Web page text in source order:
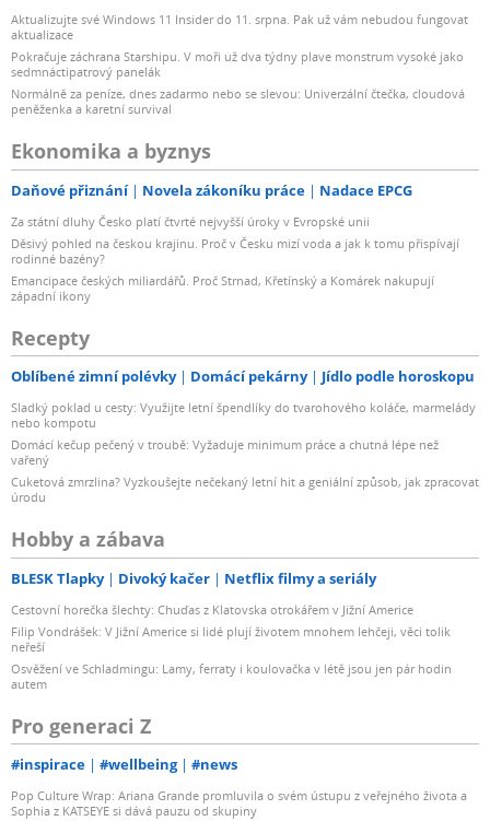
Aktualizujte své Windows 11 Insider do 11. srpna. Pak už vám nebudou fungovat
aktualizace
Pokračuje záchrana Starshipu. V moři už dva týdny plave monstrum vysoké jako
sedmnáctipatrový panelák
Normálně za peníze, dnes zadarmo nebo se slevou: Univerzální čtečka, cloudová
peněženka a karetní survival
Ekonomika a byznys
Daňové přiznání Novela zákoníku práce Nadace EPCG
Za státní dluhy Česko platí čtvrté nejvyšší úroky v Evropské unii
Děsivý pohled na českou krajinu. Proč v Česku mizí voda a jak k tomu přispívají
rodinné bazény?
Emancipace českých miliardářů. Proč Strnad, Křetínský a Komárek nakupují
západní ikony
Recepty
Oblíbené zimní polévky Domácí pekárny Jídlo podle horoskopu
Sladký poklad u cesty: Využijte letní špendlíky do tvarohového koláče, marmelády
nebo kompotu
Domácí kečup pečený v troubě: Vyžaduje minimum práce a chutná lépe než
vařený
Cuketová zmrzlina? Vyzkoušejte nečekaný letní hit a geniální způsob, jak zpracovat
úrodu
Hobby a zábava
BLESK Tlapky Divoký kačer Netflix filmy a seriály
Cestovní horečka šlechty: Chuďas z Klatovska otrokářem v Jižní Americe
Filip Vondrášek: V Jižní Americe si lidé plují životem mnohem lehčeji, věci tolik
neřeší
Osvěžení ve Schladmingu: Lamy, ferraty i koulovačka v létě jsou jen pár hodin
autem
Pro generaci Z
#inspirace #wellbeing #news
Pop Culture Wrap: Ariana Grande promluvila o svém ústupu z veřejného života a
Sophia z KATSEYE si dává pauzu od skupiny